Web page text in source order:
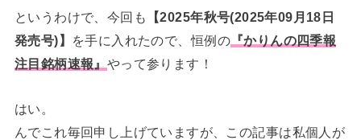
というわけで、今回も
【2025年秋号(2025年09月18日
発売号)】
を手に入れたので、恒例の『かりんの四季報
注目銘柄速報』 やって参ります！
はい。
んでこれ毎回申し上げていますが、この記事は私個人が